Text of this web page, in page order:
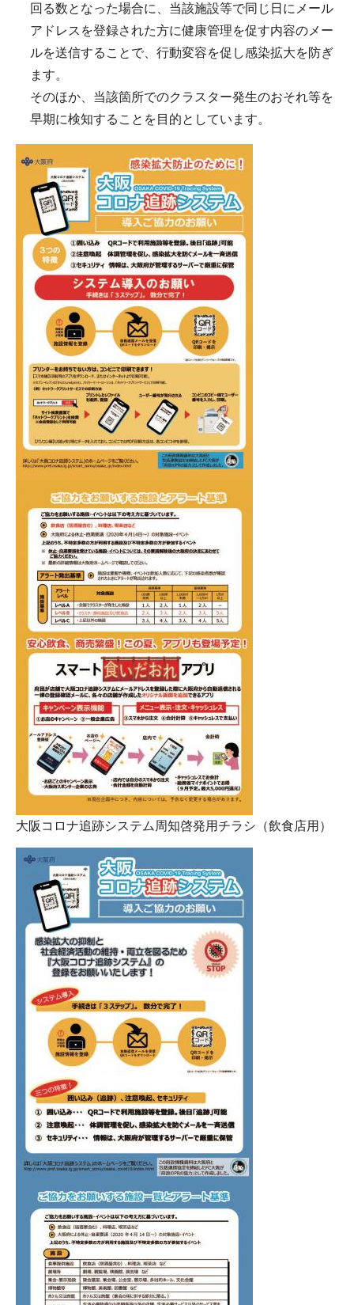
回る数となった場合に、当該施設等で同じ日にメール
アドレスを登録された方に健康管理を促す内容のメー
ルを送信することで、行動変容を促し感染拡大を防ぎ
ます。
そのほか、当該箇所でのクラスター発生のおそれ等を
早期に検知することを目的としています。
大阪コロナ追跡システム周知啓発用チラシ（飲食店用）